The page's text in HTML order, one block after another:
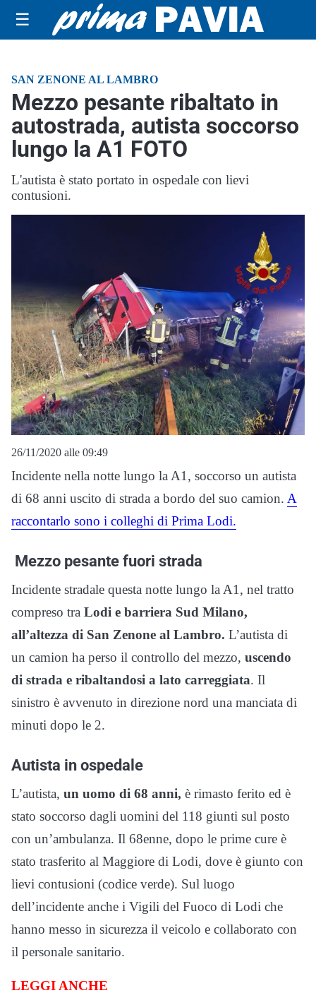
☰
SAN ZENONE AL LAMBRO
Mezzo pesante ribaltato in
autostrada, autista soccorso
lungo la A1 FOTO
L'autista è stato portato in ospedale con lievi
contusioni.
26/11/2020 alle 09:49
Incidente nella notte lungo la A1, soccorso un autista
di 68 anni uscito di strada a bordo del suo camion. A
raccontarlo sono i colleghi di Prima Lodi.
Mezzo pesante fuori strada
Incidente stradale questa notte lungo la A1, nel tratto
compreso tra Lodi e barriera Sud Milano,
all’altezza di San Zenone al Lambro. L’autista di
un camion ha perso il controllo del mezzo, uscendo
di strada e ribaltandosi a lato carreggiata. Il
sinistro è avvenuto in direzione nord una manciata di
minuti dopo le 2.
Autista in ospedale
L’autista, un uomo di 68 anni, è rimasto ferito ed è
stato soccorso dagli uomini del 118 giunti sul posto
con un’ambulanza. Il 68enne, dopo le prime cure è
stato trasferito al Maggiore di Lodi, dove è giunto con
lievi contusioni (codice verde). Sul luogo
dell’incidente anche i Vigili del Fuoco di Lodi che
hanno messo in sicurezza il veicolo e collaborato con
il personale sanitario.
LEGGI ANCHE